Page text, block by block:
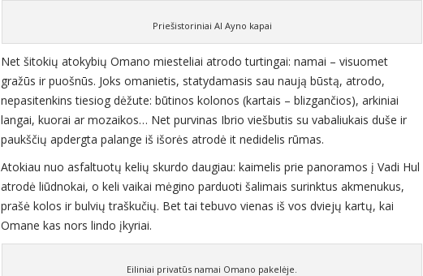
Priešistoriniai Al Ayno kapai
Net šitokių atokybių Omano miesteliai atrodo turtingai: namai – visuomet
gražūs ir puošnūs. Joks omanietis, statydamasis sau naują būstą, atrodo,
nepasitenkins tiesiog dėžute: būtinos kolonos (kartais – blizgančios), arkiniai
langai, kuorai ar mozaikos… Net purvinas Ibrio viešbutis su vabaliukais duše ir
paukščių apdergta palange iš išorės atrodė it nedidelis rūmas.
Atokiau nuo asfaltuotų kelių skurdo daugiau: kaimelis prie panoramos į Vadi Hul
atrodė liūdnokai, o keli vaikai mėgino parduoti šalimais surinktus akmenukus,
prašė kolos ir bulvių traškučių. Bet tai tebuvo vienas iš vos dviejų kartų, kai
Omane kas nors lindo įkyriai.
Eiliniai privatūs namai Omano pakelėje.